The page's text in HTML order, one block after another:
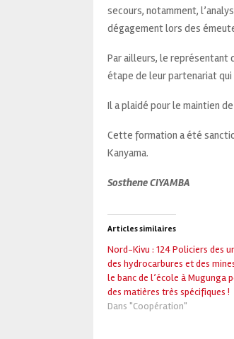
secours, notamment,
dégagement lors des
Par ailleurs, le représentant
étape de leur partenariat qui
Il a plaidé pour le maintien
Cette formation a été
Kanyama.
Sosthene CIYAMBA
Articles similaires
Nord-Kivu : 124 Policiers des
des hydrocarbures et des
le banc de l’école à Mugunga
des matières très spécifiques !
Dans "Coopération"